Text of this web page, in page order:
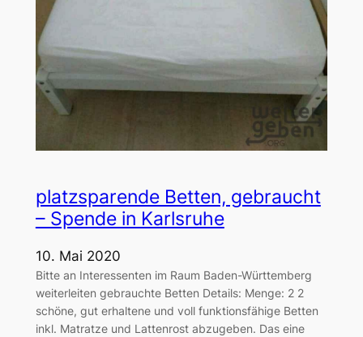
platzsparende Betten, gebraucht
– Spende in Karlsruhe
10. Mai 2020
Bitte an Interessenten im Raum Baden-Württemberg
weiterleiten gebrauchte Betten Details: Menge: 2 2
schöne, gut erhaltene und voll funktionsfähige Betten
inkl. Matratze und Lattenrost abzugeben. Das eine